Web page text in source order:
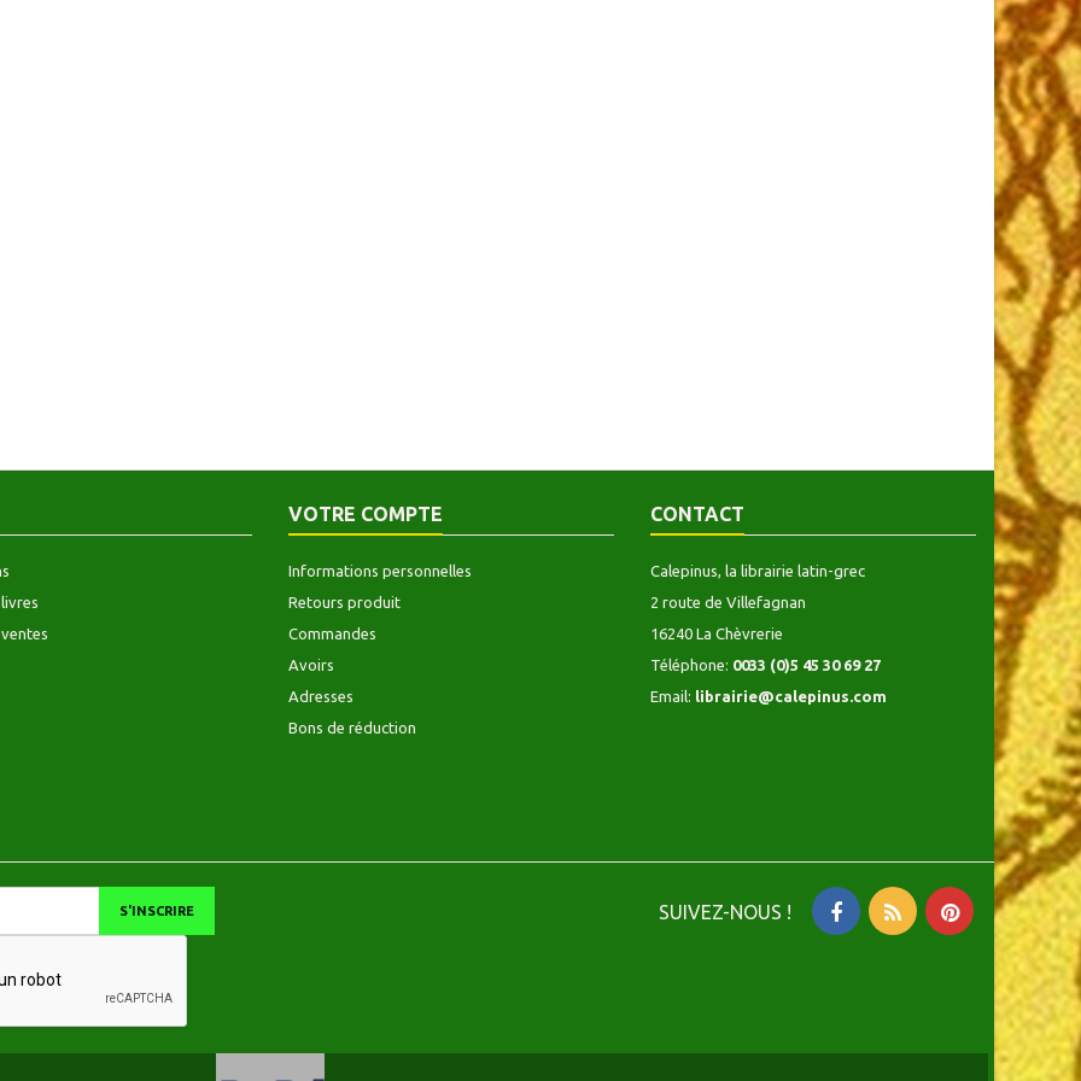
VOTRE COMPTE
Informations personnelles
Retours produit
Commandes
Avoirs
Adresses
Bons de réduction
CONTACT
Calepinus, la librairie latin-grec
2 route de Villefagnan
16240 La Chèvrerie
Téléphone: 0033 (0)5 45 30 69 27
Email: librairie@calepinus.com
SUIVEZ-NOUS !